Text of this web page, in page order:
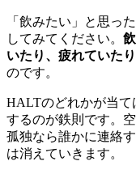
「飲みたい」と思っ
してみてください。
いたり、疲れていた
のです。
HALTのどれかが当て
するのが鉄則です。
孤独なら誰かに連絡
は消えていきます。